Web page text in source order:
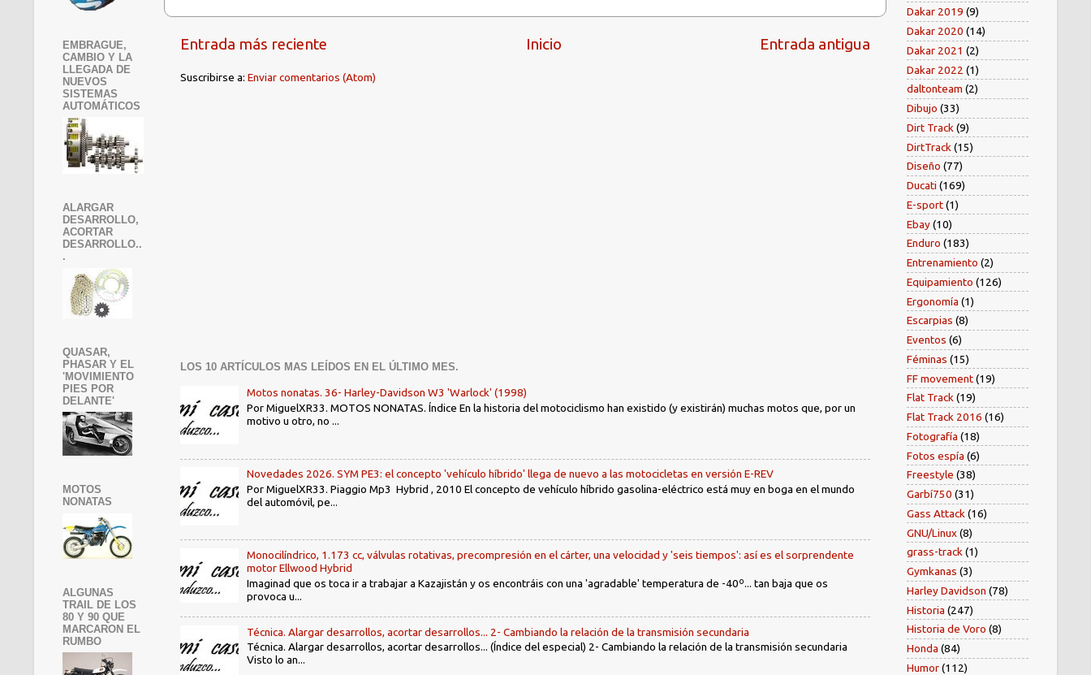
Entrada más reciente Entrada antigua
Inicio
Suscribirse a: Enviar comentarios (Atom)
LOS 10 ARTÍCULOS MAS LEÍDOS EN EL ÚLTIMO MES.
Motos nonatas. 36- Harley-Davidson W3 'Warlock' (1998)
Por MiguelXR33. MOTOS NONATAS. Índice En la historia del motociclismo han existido (y existirán) muchas motos que, por un
motivo u otro, no ...
Novedades 2026. SYM PE3: el concepto 'vehículo híbrido' llega de nuevo a las motocicletas en versión E-REV
Por MiguelXR33. Piaggio Mp3 Hybrid , 2010 El concepto de vehículo híbrido gasolina-eléctrico está muy en boga en el mundo
del automóvil, pe...
Monocilíndrico, 1.173 cc, válvulas rotativas, precompresión en el cárter, una velocidad y 'seis tiempos': así es el sorprendente
motor Ellwood Hybrid
Imaginad que os toca ir a trabajar a Kazajistán y os encontráis con una 'agradable' temperatura de -40º... tan baja que os
provoca u...
Técnica. Alargar desarrollos, acortar desarrollos... 2- Cambiando la relación de la transmisión secundaria
Técnica. Alargar desarrollos, acortar desarrollos... (Índice del especial) 2- Cambiando la relación de la transmisión secundaria
Visto lo an...
EMBRAGUE,
CAMBIO Y LA
LLEGADA DE
NUEVOS
SISTEMAS
AUTOMÁTICOS
ALARGAR
DESARROLLO,
ACORTAR
DESARROLLO..
.
QUASAR,
PHASAR Y EL
'MOVIMIENTO
PIES POR
DELANTE'
MOTOS
NONATAS
ALGUNAS
TRAIL DE LOS
80 Y 90 QUE
MARCARON EL
RUMBO
Dakar 2019 (9)
Dakar 2020 (14)
Dakar 2021 (2)
Dakar 2022 (1)
daltonteam (2)
Dibujo (33)
Dirt Track (9)
DirtTrack (15)
Diseño (77)
Ducati (169)
E-sport(1)
Ebay(10)
Enduro (183)
Entrenamiento (2)
Equipamiento (126)
Ergonomía (1)
Escarpias (8)
Eventos (6)
Féminas (15)
FF movement(19)
Flat Track(19)
Flat Track 2016 (16)
Fotografía (18)
Fotos espía (6)
Freestyle (38)
Garbí750 (31)
Gass Attack (16)
GNU/Linux(8)
grass-track(1)
Gymkanas (3)
Harley Davidson (78)
Historia (247)
Historia de Voro (8)
Honda (84)
Humor(112)